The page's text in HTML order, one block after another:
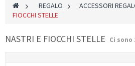
> REGALO > ACCESSORI
FIOCCHI STELLE
NASTRI E FIOCCHI STELLE Ci